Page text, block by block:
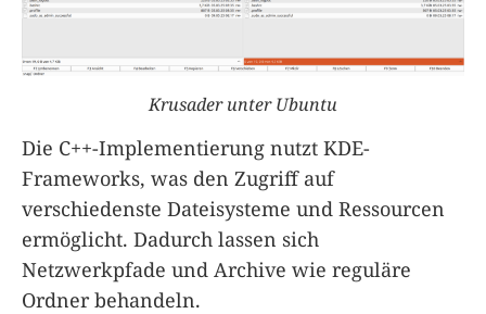
Krusader unter Ubuntu
Die C++-Implementierung nutzt KDE-
Frameworks, was den Zugriff auf
verschiedenste Dateisysteme und Ressourcen
ermöglicht. Dadurch lassen sich
Netzwerkpfade und Archive wie reguläre
Ordner behandeln.